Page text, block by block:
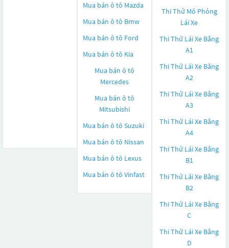
Mua bán ô tô Mazda
Mua bán ô tô Bmw
Mua bán ô tô Ford
Mua bán ô tô Kia
Mua bán ô tô
Mercedes
Mua bán ô tô
Mitsubishi
Mua bán ô tô Suzuki
Mua bán ô tô Nissan
Mua bán ô tô Lexus
Mua bán ô tô Vinfast
Thi Thử Mô Phỏng
Lái Xe
Thi Thử Lái Xe Bằng
A1
Thi Thử Lái Xe Bằng
A2
Thi Thử Lái Xe Bằng
A3
Thi Thử Lái Xe Bằng
A4
Thi Thử Lái Xe Bằng
B1
Thi Thử Lái Xe Bằng
B2
Thi Thử Lái Xe Bằng
C
Thi Thử Lái Xe Bằng
D